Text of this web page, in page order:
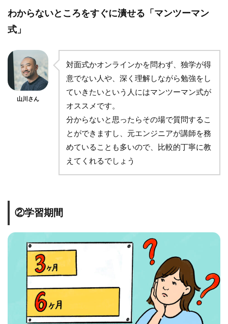
わからないところをすぐに潰せる「マンツーマン
式」
山川さん
対面式かオンラインかを問わず、独学が得
意でない人や、深く理解しながら勉強をし
ていきたいという人にはマンツーマン式が
オススメです。
分からないと思ったらその場で質問するこ
とができますし、元エンジニアが講師を務
めていることも多いので、比較的丁寧に教
えてくれるでしょう
②学習期間